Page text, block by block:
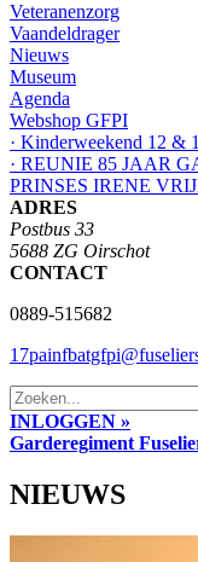
Veteranenzorg
Vaandeldrager
Nieuws
Museum
Agenda
Webshop GFPI
· Kinderweekend 12 &
· REUNIE 85 JAAR
PRINSES IRENE
ADRES
Postbus 33
5688 ZG Oirschot
CONTACT
0889-515682
INLOGGEN »
Garderegiment
NIEUWS